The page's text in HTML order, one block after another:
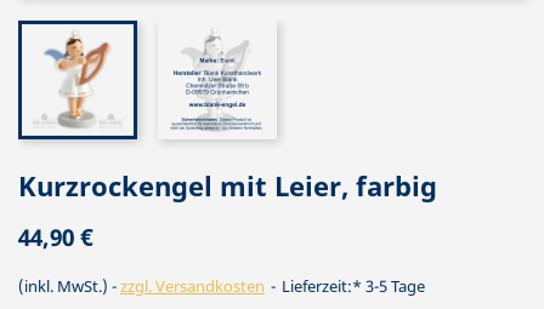
Kurzrockengel mit Leier, farbig
44,90 €
(inkl. MwSt.) zzgl. Versandkosten Lieferzeit:* 3-5 Tage